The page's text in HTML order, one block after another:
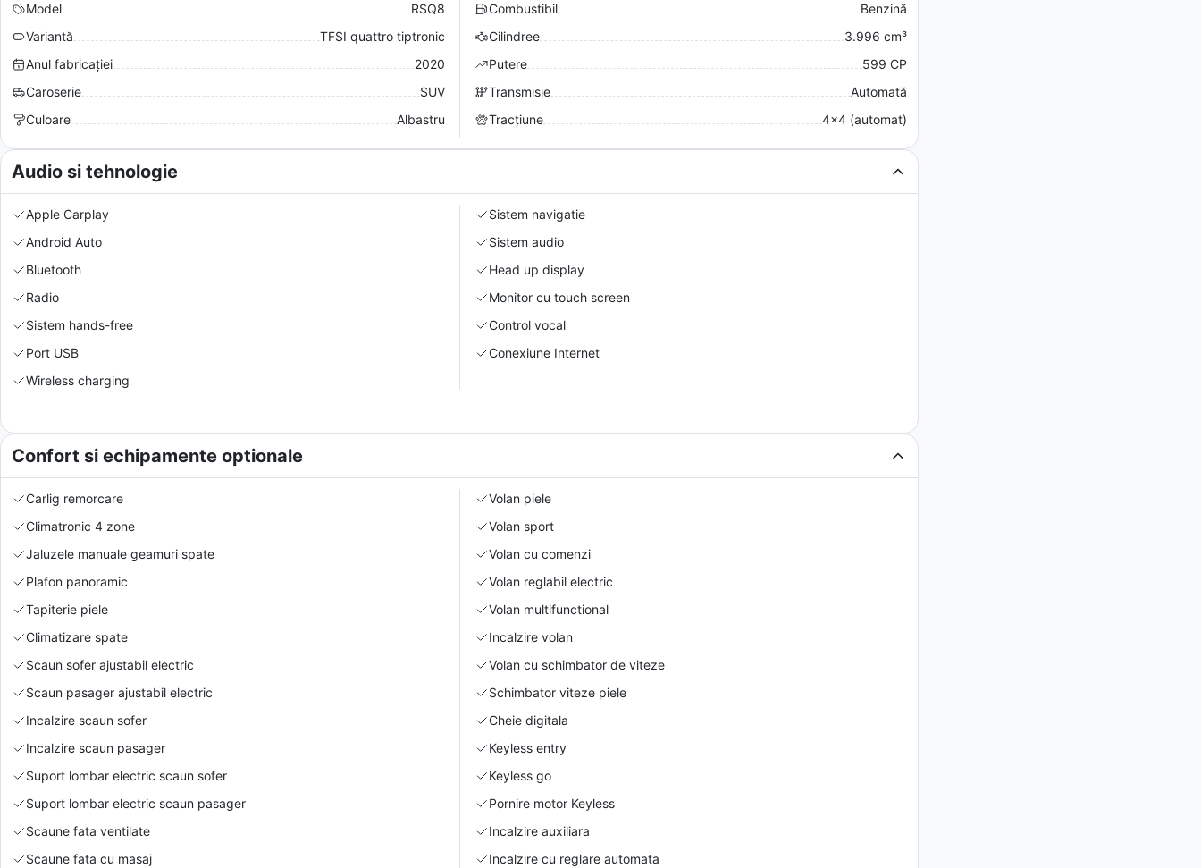
Model
RSQ8
Variantă
TFSI quattro tiptronic
Anul fabricației
2020
Caroserie
SUV
Culoare
Albastru
Combustibil
Benzină
Cilindree
3.996 cm³
Putere
599 CP
Transmisie
Automată
Tracțiune
4x4 (automat)
Audio si tehnologie
Apple Carplay
Android Auto
Bluetooth
Radio
Sistem hands-free
Port USB
Wireless charging
Sistem navigatie
Sistem audio
Head up display
Monitor cu touch screen
Control vocal
Conexiune Internet
Confort si echipamente optionale
Carlig remorcare
Climatronic 4 zone
Jaluzele manuale geamuri spate
Plafon panoramic
Tapiterie piele
Climatizare spate
Scaun sofer ajustabil electric
Scaun pasager ajustabil electric
Incalzire scaun sofer
Incalzire scaun pasager
Suport lombar electric scaun sofer
Suport lombar electric scaun pasager
Scaune fata ventilate
Scaune fata cu masaj
Volan piele
Volan sport
Volan cu comenzi
Volan reglabil electric
Volan multifunctional
Incalzire volan
Volan cu schimbator de viteze
Schimbator viteze piele
Cheie digitala
Keyless entry
Keyless go
Pornire motor Keyless
Incalzire auxiliara
Incalzire cu reglare automata